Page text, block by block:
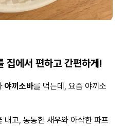
집에서 편하고 간편하게!
야끼소바를 먹는데, 요즘 야끼소
내고, 통통한 새우와 아삭한 파프